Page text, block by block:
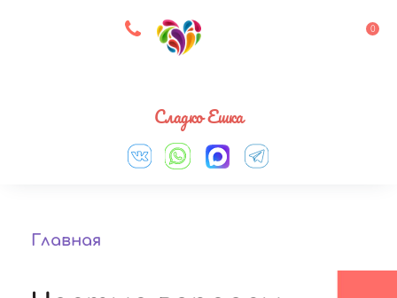
8 927 083 33 05 0
Сладко Ешка
Главная